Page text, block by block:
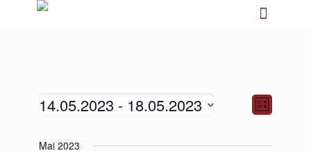
Ansichten-
Navigation
Ansichten-
Liste
14.05.2023 - 18.05.2023
wählen.
Mai 2023